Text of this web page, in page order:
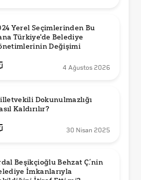
Yerel Seçimlerinden Bu
Türkiye'de Belediye
Değişimi
4 Ağustos 2026
Dokunulmazlığı
Kaldırılır?
30 Nisan 2025
Beşikçioğlu Behzat Ç.’nin
İmkanlarıyla